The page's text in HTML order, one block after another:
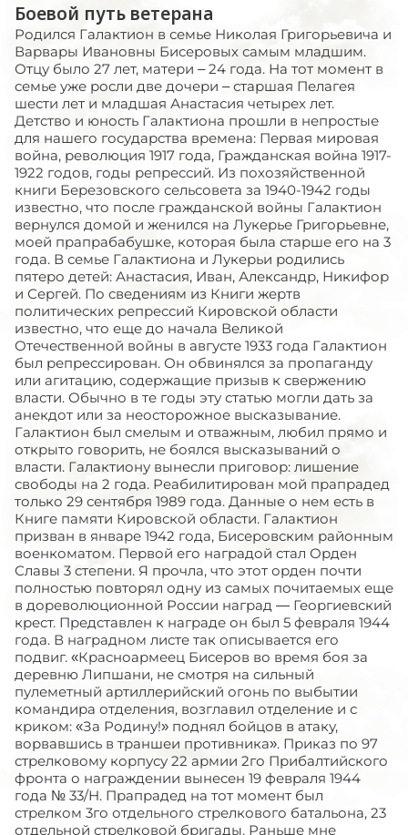
Боевой путь ветерана
Родился Галактион в семье Николая Григорьевича и
Варвары Ивановны Бисеровых самым младшим.
Отцу было 27 лет, матери – 24 года. На тот момент в
семье уже росли две дочери – старшая Пелагея
шести лет и младшая Анастасия четырех лет.
Детство и юность Галактиона прошли в непростые
для нашего государства времена: Первая мировая
война, революция 1917 года, Гражданская война 1917-
1922 годов, годы репрессий. Из похозяйственной
книги Березовского сельсовета за 1940-1942 годы
известно, что после гражданской войны Галактион
вернулся домой и женился на Лукерье Григорьевне,
моей прапрабабушке, которая была старше его на 3
года. В семье Галактиона и Лукерьи родились
пятеро детей: Анастасия, Иван, Александр, Никифор
и Сергей. По сведениям из Книги жертв
политических репрессий Кировской области
известно, что еще до начала Великой
Отечественной войны в августе 1933 года Галактион
был репрессирован. Он обвинялся за пропаганду
или агитацию, содержащие призыв к свержению
власти. Обычно в те годы эту статью могли дать за
анекдот или за неосторожное высказывание.
Галактион был смелым и отважным, любил прямо и
открыто говорить, не боялся высказываний о
власти. Галактиону вынесли приговор: лишение
свободы на 2 года. Реабилитирован мой прапрадед
только 29 сентября 1989 года. Данные о нем есть в
Книге памяти Кировской области. Галактион
призван в январе 1942 года, Бисеровским районным
военкоматом. Первой его наградой стал Орден
Славы 3 степени. Я прочла, что этот орден почти
полностью повторял одну из самых почитаемых еще
в дореволюционной России наград — Георгиевский
крест. Представлен к награде он был 5 февраля 1944
года. В наградном листе так описывается его
подвиг. «Красноармеец Бисеров во время боя за
деревню Липшани, не смотря на сильный
пулеметный артиллерийский огонь по выбытии
командира отделения, возглавил отделение и с
криком: «За Родину!» поднял бойцов в атаку,
ворвавшись в траншеи противника». Приказ по 97
стрелковому корпусу 22 армии 2го Прибалтийского
фронта о награждении вынесен 19 февраля 1944
года № 33/Н. Прапрадед на тот момент был
стрелком 3го отдельного стрелкового батальона, 23
отдельной стрелковой бригады. Раньше мне